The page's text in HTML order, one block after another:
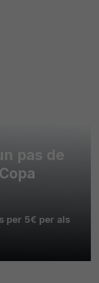
pas de
per 5€ per als